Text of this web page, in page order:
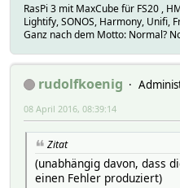
RasPi 3 mit MaxCube für FS20 ,
Lightify, SONOS, Harmony, Unifi,
Ganz nach dem Motto: Normal?
rudolfkoenig
08 April 2016, 08:39:14
Zitat
(unabhängig davon, dass
einen Fehler produziert)